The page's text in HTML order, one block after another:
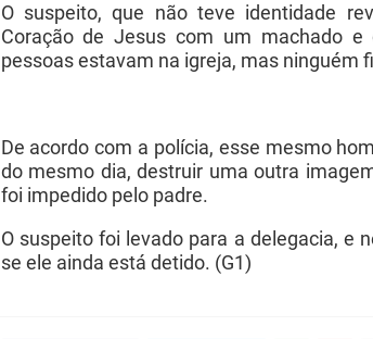
O suspeito, que não teve identidade
Coração de Jesus com um machado
pessoas estavam na igreja, mas ninguém
De acordo com a polícia, esse mesmo
do mesmo dia, destruir uma outra
foi impedido pelo padre.
O suspeito foi levado para a delegacia, e
se ele ainda está detido. (G1)